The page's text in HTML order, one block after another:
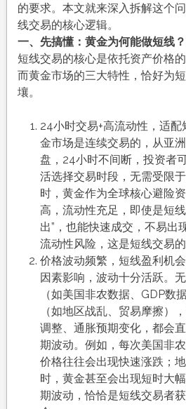
的要求。本文就来深入拆解这个
线交易的核心逻辑。
一、先搞懂：黄金为何能做短线
短线交易的核心是依托资产价格
而黄金市场的三大特性，恰好为
壤。
24小时交易+高流动性，适
金市场是连续交易的，从亚
盘，24小时不间断，投资者
活选择交易时段，无需受限
时，黄金作为全球核心避险
高，流动性充足，即使是短
出”，也能快速成交，不易出
流动性风险，这是短线交易的
价格波动频繁，短线盈利机
因素影响，波动十分活跃。
（如美国非农数据、GDP数
（如地区战乱、贸易摩擦）
调整、通胀预期变化，都会
期波动。例如，每次美国非
价格往往会出现快速涨跌；
时，黄金甚至会出现短时大
期波动，恰恰是短线交易者